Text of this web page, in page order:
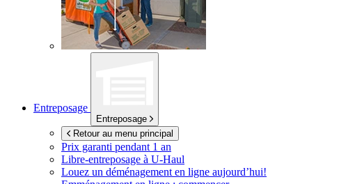
Entreposage
Entreposage
Retour au menu principal
Prix garanti pendant 1 an
Libre-entreposage à U-Haul
Louez un déménagement en ligne aujourd’hui!